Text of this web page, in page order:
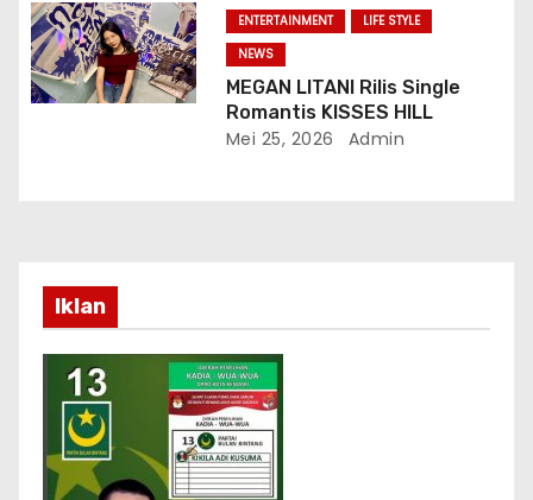
ENTERTAINMENT
LIFE STYLE
NEWS
MEGAN LITANI Rilis Single
Romantis KISSES HILL
Mei 25, 2026 Admin
Iklan